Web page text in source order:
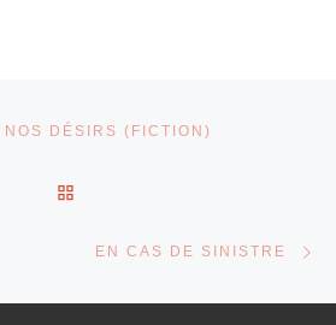
DÉSIRS (FICTION)
EN CAS DE SINISTRE